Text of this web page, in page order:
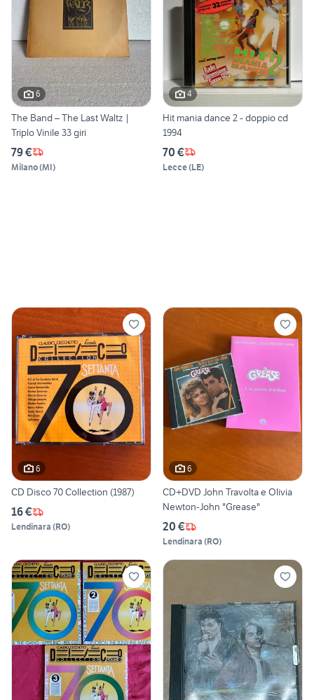
6
The Band – The Last Waltz |
Triplo Vinile 33 giri
79 €
Milano(MI)
4
Hit mania dance 2 - doppio cd
1994
70 €
Lecce(LE)
6
CD Disco 70 Collection (1987)
16 €
Lendinara (RO)
6
CD+DVD John Travolta e Olivia
Newton-John "Grease"
20 €
Lendinara (RO)